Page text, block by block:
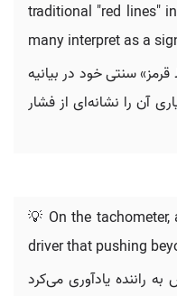
traditional "red lines"
many interpret as a
سنتی خود در بیانیه
آن را نشانه‌ای از فشار
💡 On the
driver that pushing
راننده یادآوری می‌کرد